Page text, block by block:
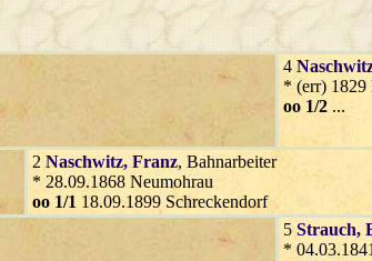
4
* (err) 1829
oo 1/2 ...
2 Naschwitz, Franz, Bahnarbeiter
* 28.09.1868 Neumohrau
oo 1/1 18.09.1899 Schreckendorf
5 Strauch,
*